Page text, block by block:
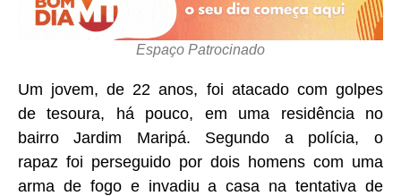
Espaço Patrocinado
Um jovem, de 22 anos, foi atacado com golpes
de tesoura, há pouco, em uma residência no
bairro Jardim Maripá. Segundo a polícia, o
rapaz foi perseguido por dois homens com uma
arma de fogo e invadiu a casa na tentativa de